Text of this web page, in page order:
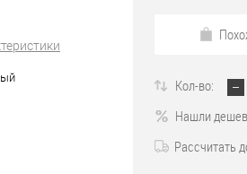
Кол-во:
Нашли
Рассчитать